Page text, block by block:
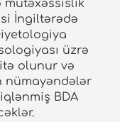
mütəxəssislik
İngiltərədə
üzrə
olunur və
nümayəndələr
BDA